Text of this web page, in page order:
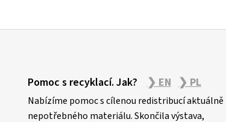
Pomoc s recyklací. Jak? ❯ EN ❯ PL
Nabízíme pomoc s cílenou redistribucí aktuálně
nepotřebného materiálu. Skončila výstava,